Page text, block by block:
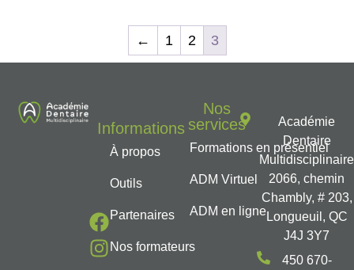
← 1 2 3
Informations
À propos
Outils
Partenaires
Nos formateurs
Nos
services
Formations en présentiel
ADM Virtuel
ADM en ligne
Académie
Dentaire
Multidisciplinaire
2066, chemin
Chambly, # 203,
Longueuil, QC
J4J 3Y7
450 670-